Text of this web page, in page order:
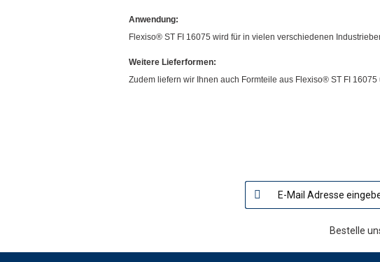
Anwendung:
Flexiso® ST FI 16075 wird für in vielen verschiedenen
Weitere Lieferformen:
Zudem liefern wir Ihnen auch Formteile aus Flexiso® ST FI
Bestelle